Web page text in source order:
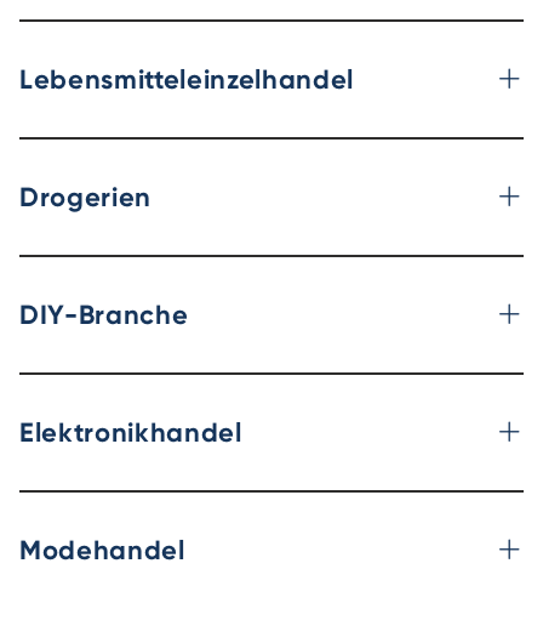
Lebensmitteleinzelhandel
Drogerien
DIY-Branche
Elektronikhandel
Modehandel